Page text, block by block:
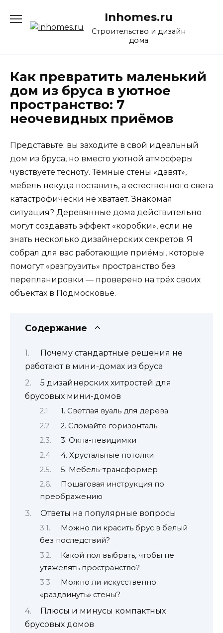
содержанию
Inhomes.ru
Строительство и дизайн
дома
Как превратить маленький
дом из бруса в уютное
пространство: 7
неочевидных приёмов
Представьте: вы заходите в свой идеальный
дом из бруса, но вместо уютной атмосферы
чувствуете тесноту. Тёмные стены «давят»,
мебель некуда поставить, а естественного света
катастрофически не хватает. Знакомая
ситуация? Деревянные дома действительно
могут создавать эффект «коробки», если не
знать несколько дизайнерских секретов. Я
собрал для вас работающие приёмы, которые
помогут «разгрузить» пространство без
перепланировки — проверено на трёх своих
объектах в Подмосковье.
Содержание
Почему стандартные решения не
работают в мини-домах из бруса
5 дизайнерских хитростей для
брусовых мини-домов
1. Светлая вуаль для дерева
2. Сломайте горизонталь
3. Окна-невидимки
4. Хрустальные потолки
5. Мебель-трансформер
Пошаговая инструкция по
преображению
Ответы на популярные вопросы
Можно ли красить брус в белый
без последствий?
Какой пол выбрать, чтобы не
утяжелять пространство?
Можно ли искусственно
«раздвинуть» стены?
Плюсы и минусы компактных
брусовых домов